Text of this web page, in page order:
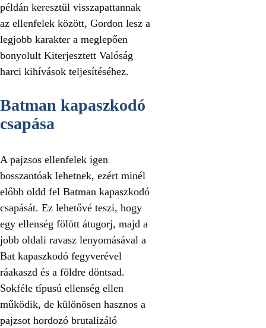
példán keresztül visszapattannak
az ellenfelek között, Gordon lesz a
legjobb karakter a meglepően
bonyolult Kiterjesztett Valóság
harci kihívások teljesítéséhez.
Batman kapaszkodó
csapása
A pajzsos ellenfelek igen
bosszantóak lehetnek, ezért minél
előbb oldd fel Batman kapaszkodó
csapását. Ez lehetővé teszi, hogy
egy ellenség fölött átugorj, majd a
jobb oldali ravasz lenyomásával a
Bat kapaszkodó fegyverével
ráakaszd és a földre döntsad.
Sokféle típusú ellenség ellen
működik, de különösen hasznos a
pajzsot hordozó brutalizáló